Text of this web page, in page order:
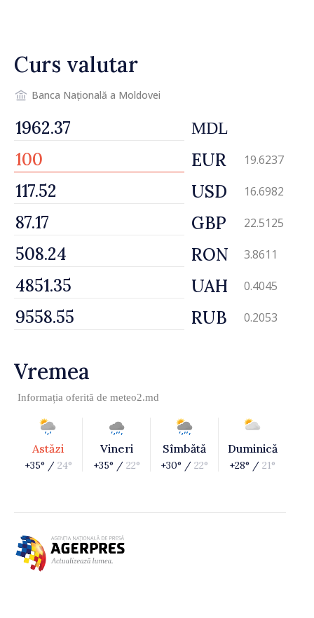
Curs valutar
Banca Națională a Moldovei
MDL
EUR 19.6237
USD 16.6982
GBP 22.5125
RON 3.8611
UAH 0.4045
RUB 0.2053
Vremea
Informația oferită de meteo2.md
Astăzi
+35° / 24°
Vineri
+35° / 22°
Sîmbătă
+30° / 22°
Duminică
+28° / 21°